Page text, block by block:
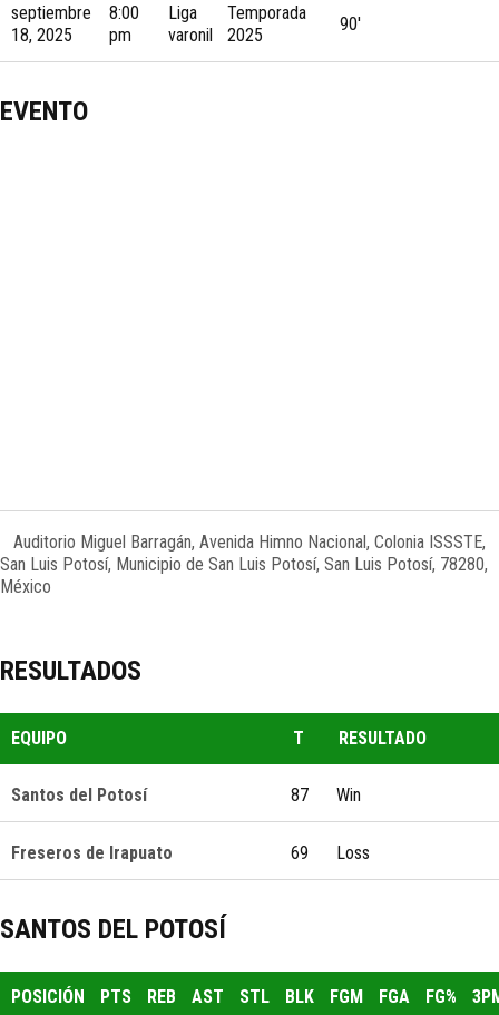
septiembre
18, 2025
8:00
pm
Liga
varonil
Temporada
2025
90'
EVENTO
Auditorio Miguel Barragán, Avenida Himno Nacional, Colonia ISSSTE,
San Luis Potosí, Municipio de San Luis Potosí, San Luis Potosí, 78280,
México
RESULTADOS
EQUIPO T RESULTADO
Santos del Potosí 87 Win
Freseros de Irapuato 69 Loss
SANTOS DEL POTOSÍ
POSICIÓN PTS REB AST STL BLK FGM FGA FG%